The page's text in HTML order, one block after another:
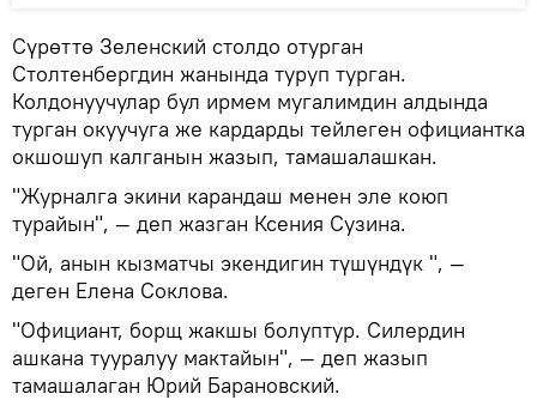
Сүрөттө Зеленский столдо отурган
Столтенбергдин жанында туруп турган.
Колдонуучулар бул ирмем мугалимдин алдында
турган окуучуга же кардарды тейлеген официантка
окшошуп калганын жазып, тамашалашкан.
"Журналга экини карандаш менен эле коюп
турайын", — деп жазган Ксения Сузина.
"Ой, анын кызматчы экендигин түшүндүк ", —
деген Елена Соклова.
"Официант, борщ жакшы болуптур. Силердин
ашкана тууралуу мактайын", — деп жазып
тамашалаган Юрий Барановский.